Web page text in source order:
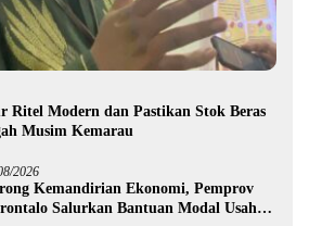
Ritel Modern dan Pastikan Stok Beras
Musim Kemarau
2026
Kemandirian Ekonomi, Pemprov
Salurkan Bantuan Modal Usaha